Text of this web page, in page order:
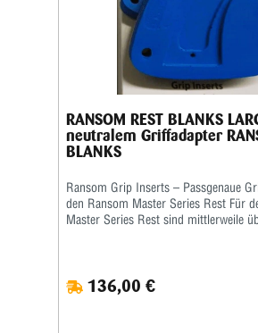
RANSOM REST BLANKS
neutralem Griffadapter
BLANKS
Ransom Grip Inserts – Passgenaue
den Ransom Master Series Rest Für
Master Series Rest sind mittlerweile
ermöglichen eine sichere sowie
Aufnahme der Waffe im Schießstand. Viele Grip
136,00 €